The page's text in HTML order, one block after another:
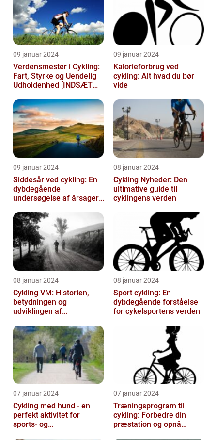
09 januar 2024
Verdensmester i Cykling:
Fart, Styrke og Uendelig
Udholdenhed [INDSÆT
09 januar 2024
Kalorieforbrug ved
cykling: Alt hvad du bør
vide
09 januar 2024
Siddesår ved cykling: En
dybdegående
undersøgelse af årsager,
behandling
08 januar 2024
Cykling Nyheder: Den
ultimative guide til
cyklingens verden
08 januar 2024
Cykling VM: Historien,
betydningen og
udviklingen af
08 januar 2024
Sport cykling: En
dybdegående forståelse
for cykelsportens verden
07 januar 2024
Cykling med hund - en
perfekt aktivitet for
sports- og
07 januar 2024
Træningsprogram til
cykling: Forbedre din
præstation og opnå